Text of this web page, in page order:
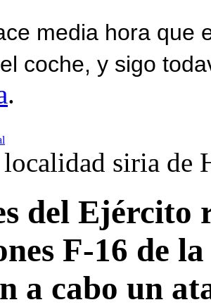
media hora que
coche, y sigo
.
siria de
del Ejército
F-16 de
a cabo un